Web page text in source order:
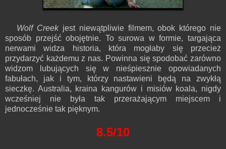
Wolf Creekjest niewątpliwie filmem, obok którego nie
sposób przejść obojętnie. To surowa w formie, targająca
nerwami widza historia, która mogłaby się przecież
przydarzyć każdemu z nas. Powinna się spodobać zarówno
widzom lubujących się w nieśpiesznie opowiadanych
fabułach, jak i tym, którzy nastawieni będą na zwykłą
sieczkę. Australia, kraina kangurów i misiów koala, nigdy
wcześniej nie była tak przerażającym miejscem i
jednocześnie tak pięknym.
8.5/10